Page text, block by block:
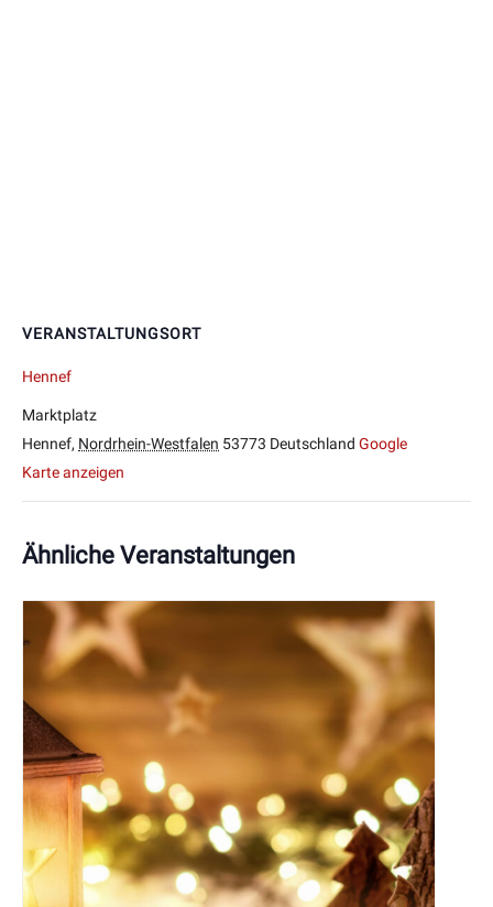
VERANSTALTUNGSORT
Hennef
Marktplatz
Hennef, Nordrhein-Westfalen 53773 Deutschland Google
Karte anzeigen
Ähnliche Veranstaltungen